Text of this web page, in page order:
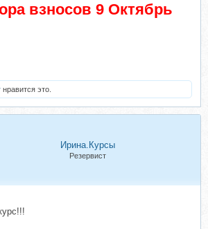
взносов 9 Октябрь
нравится это.
Ирина.Курсы
Резервист